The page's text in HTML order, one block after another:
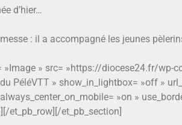
d’hier…
: il a accompagné les jeunes
»Image » src= »https://diocese24.fr/
PéléVTT » show_in_lightbox= »off »
»on »
et_pb_row][/et_pb_section]